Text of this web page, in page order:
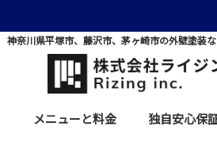
神奈川県平塚市、藤沢市、茅ヶ崎市の外壁塗装
メニューと料金 独自安心保